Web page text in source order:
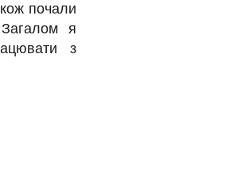
почали
я
з